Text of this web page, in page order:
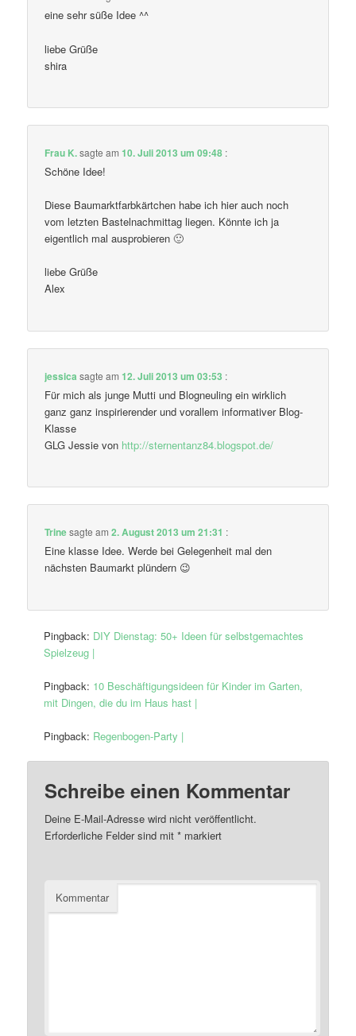
eine sehr süße Idee ^^
liebe Grüße
shira
Frau K.sagte am10. Juli 2013 um 09:48 :
Schöne Idee!
Diese Baumarktfarbkärtchen habe ich hier auch noch
vom letzten Bastelnachmittag liegen. Könnte ich ja
eigentlich mal ausprobieren 🙂
liebe Grüße
Alex
jessica sagte am12. Juli 2013 um 03:53 :
Für mich als junge Mutti und Blogneuling ein wirklich
ganz ganz inspirierender und vorallem informativer Blog-
Klasse
GLG Jessie von http://sternentanz84.blogspot.de/
Trinesagte am2. August 2013 um 21:31 :
Eine klasse Idee. Werde bei Gelegenheit mal den
nächsten Baumarkt plündern 😉
Pingback: DIY Dienstag: 50+ Ideen für selbstgemachtes
Spielzeug |
Pingback: 10 Beschäftigungsideen für Kinder im Garten,
mit Dingen, die du im Haus hast |
Pingback: Regenbogen-Party |
Schreibe einen Kommentar
Deine E-Mail-Adresse wird nicht veröffentlicht.
Erforderliche Felder sind mit* markiert
Kommentar